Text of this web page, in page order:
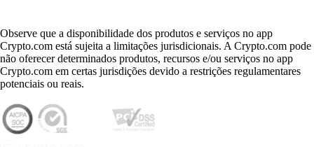
Observe que a disponibilidade dos produtos e serviços no app
Crypto.com está sujeita a limitações jurisdicionais. A Crypto.com pode
não oferecer determinados produtos, recursos e/ou serviços no app
Crypto.com em certas jurisdições devido a restrições regulamentares
potenciais ou reais.